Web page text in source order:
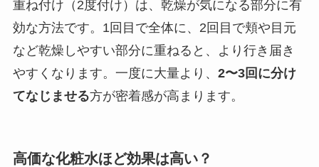
重ね付け（2度付け）は、乾燥が気になる部分に有
効な方法です。1回目で全体に、2回目で頬や目元
など乾燥しやすい部分に重ねると、より行き届き
やすくなります。一度に大量より、 2〜3回に分け
てなじませる方が密着感が高まります。
高価な化粧水ほど効果は高い？